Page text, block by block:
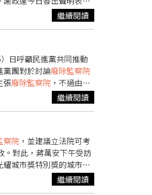
指出，作為一名資深律
領域的經驗，能夠對於公
受提名的初衷。謝政達
所共識，民意亦多表同
察院憲法修正案的具體支
繼續閱讀
日呼籲民進黨共同推動
黨團對於討論廢除監察院
張廢除監察院 ，不過由於
始終停留在倡議階段，
治立場，過去甚至曾公開
。民眾黨團表態，將不
立修憲委員會，並由跨
，民眾黨若真心主張廢
莊瑞雄也提到，白營若
如何移轉、監察權如何行
強調，相關議題應回到
繼續閱讀
察院 ，並建議立法院可考
。對此，蔣萬安下午受訪
城市獎特別獎的城市，
市治理經驗與成果，這
，如今在提
繼續閱讀